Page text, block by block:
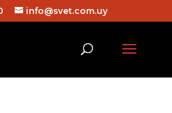
info@svet.com.uy